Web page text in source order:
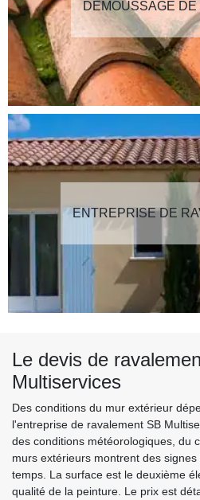
DÉMOUSSAGE
ENTREPRISE DE
Le devis de
Multiservices
Des conditions du mur extérieur
l'entreprise de ravalement SB
des conditions météorologiques, du
murs extérieurs montrent des
temps. La surface est le deuxième
qualité de la peinture. Le prix est